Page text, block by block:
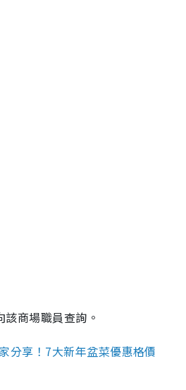
商場職員查詢。
分享！7大新年盆菜優惠格價